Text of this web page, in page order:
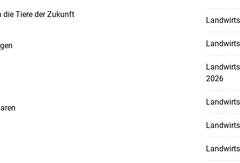
die Tiere der Zukunft
2026